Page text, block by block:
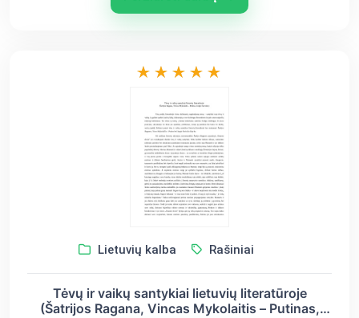
Lietuvių kalba Rašiniai
Tėvų ir vaikų santykiai lietuvių literatūroje
(Šatrijos Ragana, Vincas Mykolaitis – Putinas,